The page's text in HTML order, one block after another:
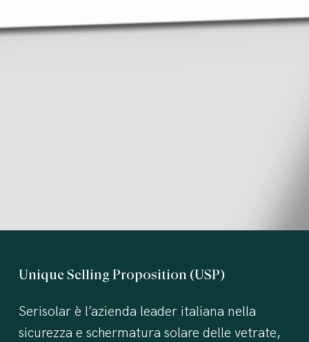
UniqueSelling Proposition (USP)
Serisolar è l’azienda leader italiana nella
sicurezza e schermatura solare delle vetrate,